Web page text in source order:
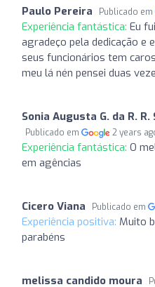
Paulo Pereira Publicado em
Experiência fantástica: Eu
agradeço pela dedicação
seus funcionários tem
meu lá nén pensei duas
Sonia Augusta G. da R. R.
Publicado em 2 years
Experiência fantástica: O
em agências
Cicero Viana Publicado em
Experiência positiva: Muito
parabéns
melissa candido moura